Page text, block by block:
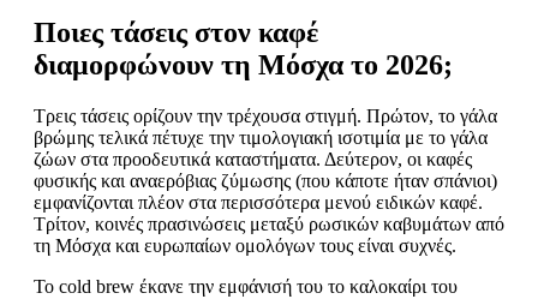
Ποιες τάσεις στον καφέ
διαμορφώνουν τη Μόσχα το 2026;
Τρεις τάσεις ορίζουν την τρέχουσα στιγμή. Πρώτον, το γάλα
βρώμης τελικά πέτυχε την τιμολογιακή ισοτιμία με το γάλα
ζώων στα προοδευτικά καταστήματα. Δεύτερον, οι καφές
φυσικής και αναερόβιας ζύμωσης (που κάποτε ήταν σπάνιοι)
εμφανίζονται πλέον στα περισσότερα μενού ειδικών καφέ.
Τρίτον, κοινές πρασινώσεις μεταξύ ρωσικών καβυμάτων από
τη Μόσχα και ευρωπαίων ομολόγων τους είναι συχνές.
Το cold brew έκανε την εμφάνισή του το καλοκαίρι του